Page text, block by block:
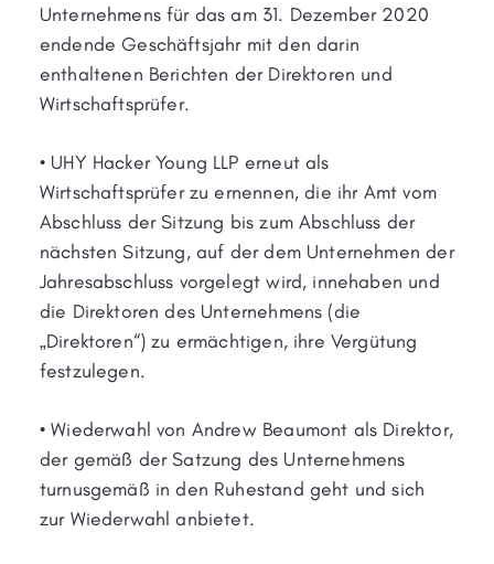
Unternehmens für das am 31. Dezember 2020
endende Geschäftsjahr mit den darin
enthaltenen Berichten der Direktoren und
Wirtschaftsprüfer.
• UHY Hacker Young LLP erneut als
Wirtschaftsprüfer zu ernennen, die ihr Amt vom
Abschluss der Sitzung bis zum Abschluss der
nächsten Sitzung, auf der dem Unternehmen der
Jahresabschluss vorgelegt wird, innehaben und
die Direktoren des Unternehmens (die
„Direktoren“) zu ermächtigen, ihre Vergütung
festzulegen.
• Wiederwahl von Andrew Beaumont als Direktor,
der gemäß der Satzung des Unternehmens
turnusgemäß in den Ruhestand geht und sich
zur Wiederwahl anbietet.